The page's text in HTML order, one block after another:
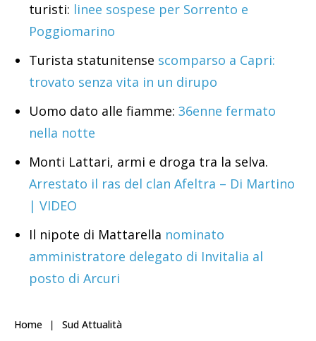
turisti: linee sospese per Sorrento e
Poggiomarino
Turista statunitense scomparso a Capri:
trovato senza vita in un dirupo
Uomo dato alle fiamme: 36enne fermato
nella notte
Monti Lattari, armi e droga tra la selva.
Arrestato il ras del clan Afeltra – Di Martino
| VIDEO
Il nipote di Mattarella nominato
amministratore delegato di Invitalia al
posto di Arcuri
Home Sud Attualità